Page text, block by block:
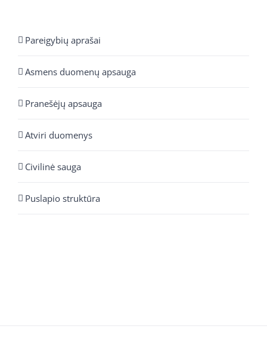
Pareigybių aprašai
Asmens duomenų apsauga
Pranešėjų apsauga
Atviri duomenys
Civilinė sauga
Puslapio struktūra